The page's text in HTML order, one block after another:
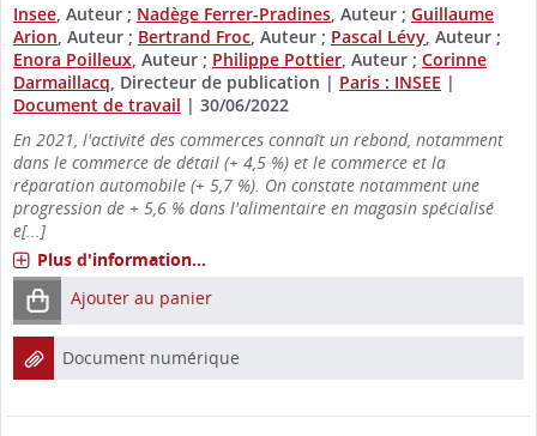
Insee , Auteur ; Nadège Ferrer-Pradines , Auteur ; Guillaume
Arion , Auteur ; Bertrand Froc , Auteur ; Pascal Lévy , Auteur ;
Enora Poilleux , Auteur ; Philippe Pottier , Auteur ; Corinne
Darmaillacq , Directeur de publication | Paris : INSEE |
Document de travail | 30/06/2022
En 2021, l'activité des commerces connaît un rebond, notamment
dans le commerce de détail (+ 4,5 %) et le commerce et la
réparation automobile (+ 5,7 %). On constate notamment une
progression de + 5,6 % dans l'alimentaire en magasin spécialisé
e[...]
Plus d'information...
Ajouter au panier
Document numérique